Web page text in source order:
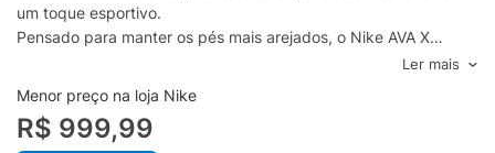
um toque esportivo.
Pensado para manter os pés mais arejados, o Nike AVA X
Breathe traz construção com melhor ventilação, ajudando a
reduzir a sensação de abafamento ao longo do uso. A estrutura
foi desenvolvida para oferecer ajuste seguro e confortável,
acompanhando o movimento natural do pé e proporcionando
Ler mais
Menor preço na loja Nike
R$ 999,99